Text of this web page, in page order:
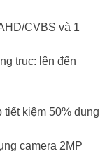
CVBS và 1
trục: lên đến
tiết kiệm 50% dung
camera 2MP